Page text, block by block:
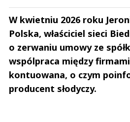
W kwietniu 2026 roku
Polska, właściciel sieci
o zerwaniu umowy ze
wspólpraca między
kontuowana, o czym
producent słodyczy.